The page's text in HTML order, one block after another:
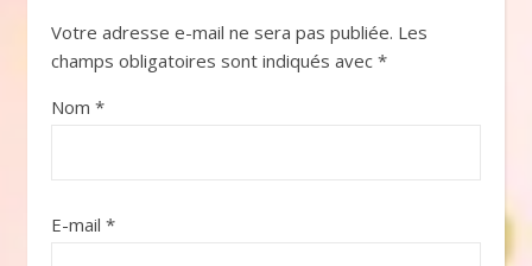
Votre adresse e-mail ne sera pas publiée. Les
champs obligatoires sont indiqués avec *
Nom *
E-mail *